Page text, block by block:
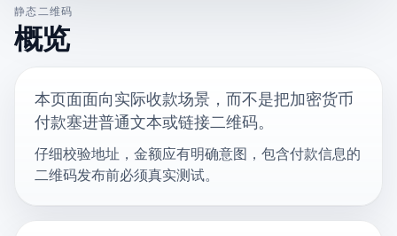
静态二维码
概览
本页面面向实际收款场景，而不是把加密货币
付款塞进普通文本或链接二维码。
仔细校验地址，金额应有明确意图，包含付款信息的
二维码发布前必须真实测试。